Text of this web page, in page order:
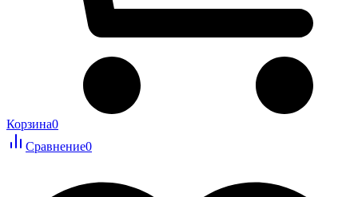
Корзина0
Сравнение0